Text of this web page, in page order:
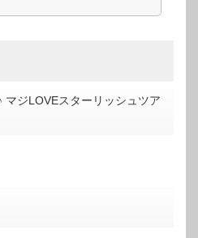
ジLOVEスターリッシュツア